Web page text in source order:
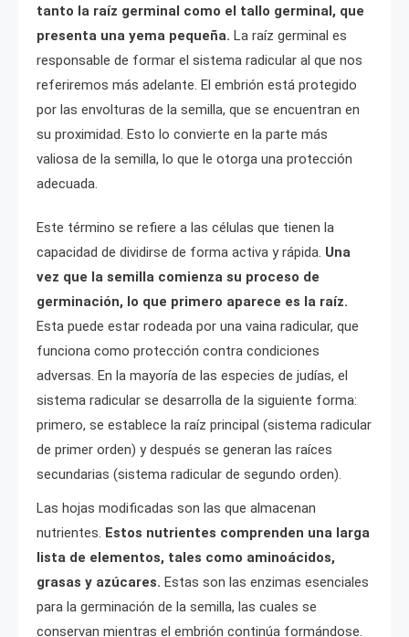
tanto la raíz germinal como el tallo germinal, que
presenta una yema pequeña. La raíz germinal es
responsable de formar el sistema radicular al que nos
referiremos más adelante. El embrión está protegido
por las envolturas de la semilla, que se encuentran en
su proximidad. Esto lo convierte en la parte más
valiosa de la semilla, lo que le otorga una protección
adecuada.
Este término se refiere a las células que tienen la
capacidad de dividirse de forma activa y rápida. Una
vez que la semilla comienza su proceso de
germinación, lo que primero aparece es la raíz.
Esta puede estar rodeada por una vaina radicular, que
funciona como protección contra condiciones
adversas. En la mayoría de las especies de judías, el
sistema radicular se desarrolla de la siguiente forma:
primero, se establece la raíz principal (sistema radicular
de primer orden) y después se generan las raíces
secundarias (sistema radicular de segundo orden).
Las hojas modificadas son las que almacenan
nutrientes. Estos nutrientes comprenden una larga
lista de elementos, tales como aminoácidos,
grasas y azúcares. Estas son las enzimas esenciales
para la germinación de la semilla, las cuales se
conservan mientras el embrión continúa formándose.